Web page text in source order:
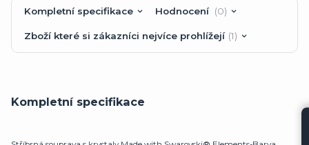
Kompletní specifikace Hodnocení 0
Zboží které si zákazníci nejvíce prohlížejí 1
Kompletní specifikace